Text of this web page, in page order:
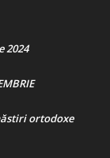
2024
ortodoxe